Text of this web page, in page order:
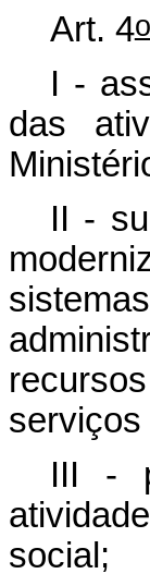
Art. 4o
I -
das
II -
serviços
III -
social;